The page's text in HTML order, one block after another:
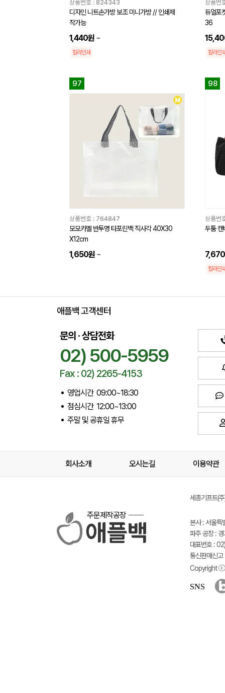
상품번호 : 824343
디자인 니트손가방 보조 미니가방 // 인쇄제
작가능
1,440원 ~
칼라인쇄
상품번
듀얼포
36
칼라인
97
상품번호 : 764847
모모카멜 반투명 타포린백 직사각 40X30
X12cm
1,650원 ~
98
상품번
두툼 캔
칼라인
애플백 고객센터
문의 · 상담전화
02) 500-5959
Fax : 02) 2265-4153
영업시간 09:00~18:30
점심시간 12:00~13:00
주말 및 공휴일 휴무
회사소개 오시는길 이용약관
주문제작공장
세종기프트(
본사 : 서울
파주 공장 :
대표번호 :
통신판매신
Copyright ⓒ
SNS